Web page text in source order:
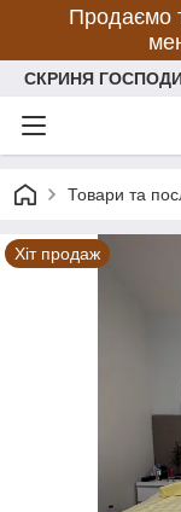
Продаємо
СКРИНЯ
Товари та
Хіт продаж